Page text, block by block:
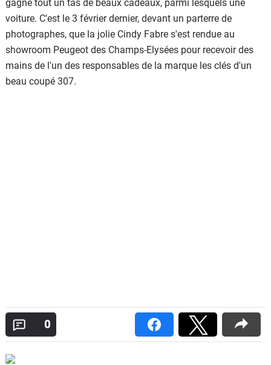
gagné tout un tas de beaux cadeaux, parmi lesquels une
voiture. C'est le 3 février dernier, devant un parterre de
photographes, que la jolie Cindy Fabre s'est rendue au
showroom Peugeot des Champs-Elysées pour recevoir des
mains de l'un des responsables de la marque les clés d'un
beau coupé 307.
0